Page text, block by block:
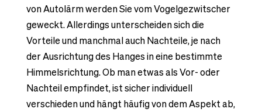
von Autolärm werden Sie vom Vogelgezwitscher
geweckt. Allerdings unterscheiden sich die
Vorteile und manchmal auch Nachteile, je nach
der Ausrichtung des Hanges in eine bestimmte
Himmelsrichtung. Ob man etwas als Vor- oder
Nachteil empfindet, ist sicher individuell
verschieden und hängt häufig von dem Aspekt ab,